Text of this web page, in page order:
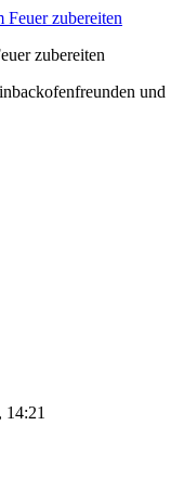
zubereiten
und